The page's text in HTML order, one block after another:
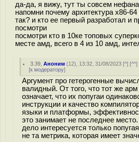
да-да, я вижу, тут ты совсем
напомни почему архитектура x86-
так? и кто ее первый разработал и
посмотри
посмотри кто в 10ке топовых
месте амд, всего в 4 из 10 амд,
3.39 ,Аноним (12), 13:32, 31/08/2023 [^] [^^]
[к модератору]
Аргумент про гетерогенные
валидный. От того, что тот же арм
означает, что их попугаи
инструкции и качество
языки и платформы,
это занимает не последнее
дело интересуется только
не та метрика, которая имеет